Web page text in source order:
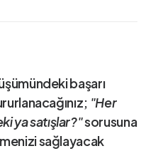
başarı
"Her
ya satışlar?"sorusuna
sağlayacak